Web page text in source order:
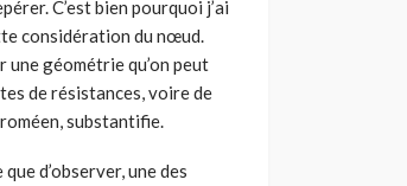
C’est bien pourquoi j’ai
considération du nœud.
géométrie qu’on peut
de résistances, voire de
substantifie.
d’observer, une des